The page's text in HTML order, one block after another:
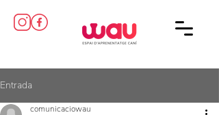
Entrada
comunicaciowau